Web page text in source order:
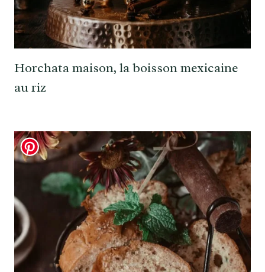
Horchata maison, la boisson mexicaine
au riz